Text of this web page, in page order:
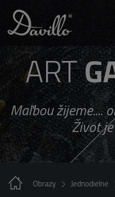
ART
Maľbou žijeme....
Život
Obrazy
Jednodielne